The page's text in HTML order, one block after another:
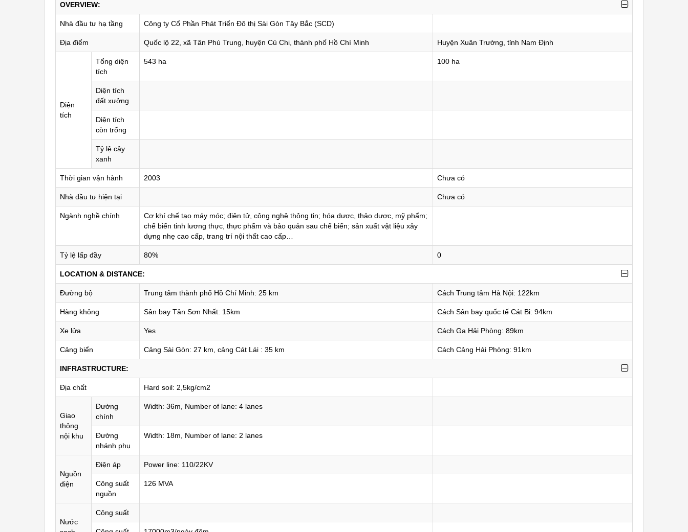
OVERVIEW:
Nhà đầu tư hạ tầng Công ty Cổ Phần Phát Triển Đô thị Sài Gòn Tây Bắc (SCD)
Địa điểm Quốc lộ 22, xã Tân Phú Trung, huyện Củ Chi, thành phố Hồ Chí Minh Huyện Xuân Trường, tỉnh Nam Định
Diện
tích
Tổng diện
tích
543 ha 100 ha
Diện tích
đất xưởng
Diện tích
còn trống
Tỷ lệ cây
xanh
Thời gian vận hành 2003 Chưa có
Nhà đầu tư hiện tại Chưa có
Ngành nghề chính
Cơ khí chế tạo máy móc; điện tử, công nghệ thông tin; hóa dược, thảo dược, mỹ phẩm;
chế biến tinh lương thực, thực phẩm và bảo quản sau chế biến; sản xuất vật liệu xây
dựng nhẹ cao cấp, trang trí nội thất cao cấp…
Tỷ lệ lấp đầy 80% 0
LOCATION & DISTANCE:
Đường bộ Trung tâm thành phố Hồ Chí Minh: 25 km Cách Trung tâm Hà Nội: 122km
Hàng không Sân bay Tân Sơn Nhất: 15km Cách Sân bay quốc tế Cát Bi: 94km
Xe lửa Yes Cách Ga Hải Phòng: 89km
Cảng biển Cảng Sài Gòn: 27 km, cảng Cát Lái : 35 km Cách Cảng Hải Phòng: 91km
INFRASTRUCTURE:
Địa chất Hard soil: 2,5kg/cm2
Giao
thông
nội khu
Đường
chính
Width: 36m, Number of lane: 4 lanes
Đường
nhánh phụ
Width: 18m, Number of lane: 2 lanes
Nguồn
điện
Điện áp Power line: 110/22KV
Công suất
nguồn
126 MVA
Nước
Công suất